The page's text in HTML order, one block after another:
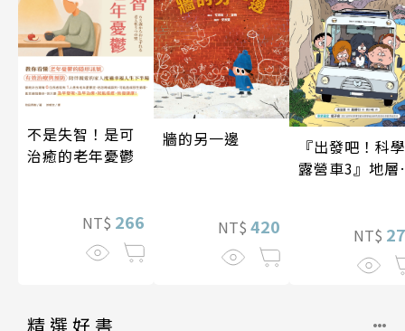
不是失智！是可
治癒的老年憂鬱
NT$ 266
牆的另一邊
NT$ 420
『出發吧！科學
露營車3』地層
NT$
精選好書